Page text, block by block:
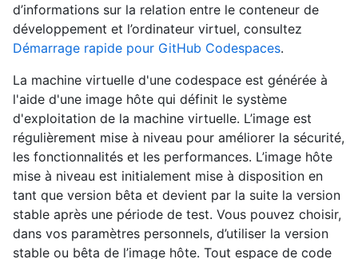
d’informations sur la relation entre le conteneur de
développement et l’ordinateur virtuel, consultez
Démarrage rapide pour GitHub Codespaces.
La machine virtuelle d'une codespace est générée à
l'aide d'une image hôte qui définit le système
d'exploitation de la machine virtuelle. L’image est
régulièrement mise à niveau pour améliorer la sécurité,
les fonctionnalités et les performances. L’image hôte
mise à niveau est initialement mise à disposition en
tant que version bêta et devient par la suite la version
stable après une période de test. Vous pouvez choisir,
dans vos paramètres personnels, d’utiliser la version
stable ou bêta de l’image hôte. Tout espace de code